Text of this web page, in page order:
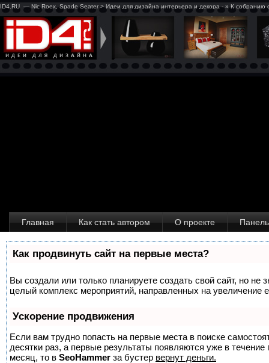
ID4.RU — Nic Roex, Spade Seater > Идеи для дизайна интерьера и декора - » К собранию
Главная Как стать автором О проекте
Как продвинуть сайт на первые места?
Вы создали или только планируете создать свой сайт, но не
целый комплекс мероприятий, направленных на увеличение
Ускорение продвижения
Если вам трудно попасть на первые места в поиске
десятки раз, а первые результаты появляются уже в
месяц, то в SeoHammer за бустер вернут деньги.